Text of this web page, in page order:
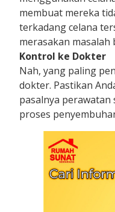
membuat mereka
terkadang celana
merasakan masalah
Kontrol ke Dokter
Nah, yang paling
dokter. Pastikan
pasalnya
proses